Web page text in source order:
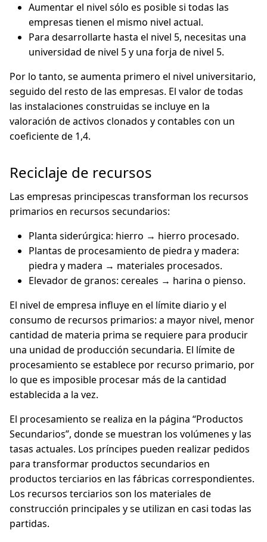
Aumentar el nivel sólo es posible si todas las
empresas tienen el mismo nivel actual.
Para desarrollarte hasta el nivel 5, necesitas una
universidad de nivel 5 y una forja de nivel 5.
Por lo tanto, se aumenta primero el nivel universitario,
seguido del resto de las empresas. El valor de todas
las instalaciones construidas se incluye en la
valoración de activos clonados y contables con un
coeficiente de 1,4.
Reciclaje de recursos
Las empresas principescas transforman los recursos
primarios en recursos secundarios:
Planta siderúrgica: hierro → hierro procesado.
Plantas de procesamiento de piedra y madera:
piedra y madera → materiales procesados.
Elevador de granos: cereales → harina o pienso.
El nivel de empresa influye en el límite diario y el
consumo de recursos primarios: a mayor nivel, menor
cantidad de materia prima se requiere para producir
una unidad de producción secundaria. El límite de
procesamiento se establece por recurso primario, por
lo que es imposible procesar más de la cantidad
establecida a la vez.
El procesamiento se realiza en la página “Productos
Secundarios”, donde se muestran los volúmenes y las
tasas actuales. Los príncipes pueden realizar pedidos
para transformar productos secundarios en
productos terciarios en las fábricas correspondientes.
Los recursos terciarios son los materiales de
construcción principales y se utilizan en casi todas las
partidas.